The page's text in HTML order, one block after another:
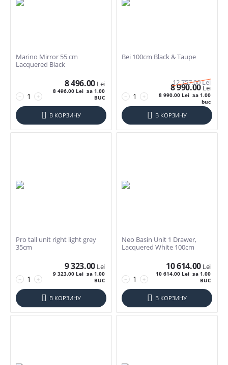
Marino Mirror 55 cm
Lacquered Black
+
−
8 496.00 Lei
8 496.00 Lei за 1.00
BUC
В КОРЗИНУ
Bei 100cm Black & Taupe
+
−
12 757.00Lei
8 990.00Lei
8 990.00 Lei за 1.00
buc
В КОРЗИНУ
Pro tall unit right light grey
35cm
+
−
9 323.00 Lei
9 323.00 Lei за 1.00
BUC
В КОРЗИНУ
Neo Basin Unit 1 Drawer,
Lacquered White 100cm
+
−
10 614.00 Lei
10 614.00 Lei за 1.00
BUC
В КОРЗИНУ